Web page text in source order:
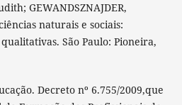
GEWANDSZNAJDER,
naturais e sociais:
São Paulo: Pioneira,
Decreto nº 6.755/2009,que